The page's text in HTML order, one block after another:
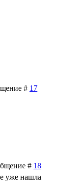
# 17
# 18
уже нашла